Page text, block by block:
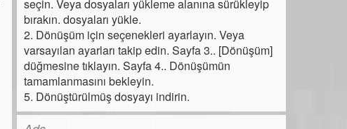
seçin. Veya dosyaları yükleme alanına sürükleyip
bırakın. dosyaları yükle.
2. Dönüşüm için seçenekleri ayarlayın. Veya
varsayılan ayarları takip edin. Sayfa 3.. [Dönüşüm]
düğmesine tıklayın. Sayfa 4.. Dönüşümün
tamamlanmasını bekleyin.
5. Dönüştürülmüş dosyayı indirin.